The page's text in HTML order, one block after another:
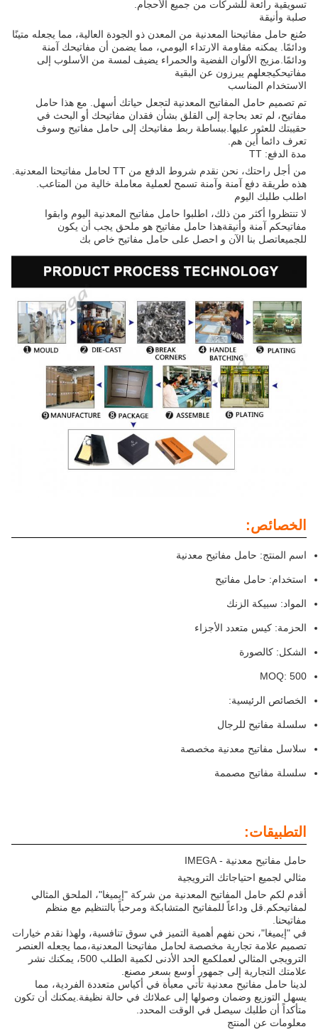
تسويقية رائعة للشركات من جميع الأحجام.
صلبة وأنيقة
صُنع حامل مفاتيحنا المعدنية من المعدن ذو الجودة العالية، مما يجعله متينًا
ودائمًا. يمكنه مقاومة الارتداء اليومي، مما يضمن أن مفاتيحك آمنة
ودائمًا.مزيج الألوان الفضية والحمراء يضيف لمسة من الأسلوب إلى
مفاتيحكيجعلهم يبرزون عن البقية
الاستخدام المناسب
تم تصميم حامل المفاتيح المعدنية لتجعل حياتك أسهل. مع هذا حامل
مفاتيح، لم تعد بحاجة إلى القلق بشأن فقدان مفاتيحك أو البحث في
حقيبتك للعثور عليها.ببساطة ربط مفاتيحك إلى حامل مفاتيح وسوف
تعرف دائما أين هم.
مدة الدفع: TT
من أجل راحتك، نحن نقدم شروط الدفع من TT لحامل مفاتيحنا المعدنية.
هذه طريقة دفع آمنة وآمنة تسمح لعملية معاملة خالية من المتاعب.
اطلب طلبك اليوم
لا تنتظروا أكثر من ذلك، اطلبوا حامل مفاتيح المعدنية اليوم وابقوا
مفاتيحكم آمنة وأنيقةهذا حامل مفاتيح هو ملحق يجب أن يكون
للجميعاتصل بنا الآن و احصل على حامل مفاتيح خاص بك
الخصائص:
اسم المنتج: حامل مفاتيح معدنية
استخدام: حامل مفاتيح
المواد: سبيكة الزنك
الحزمة: كيس متعدد الأجزاء
الشكل: كالصورة
MOQ: 500
الخصائص الرئيسية:
سلسلة مفاتيح للرجال
سلاسل مفاتيح معدنية مخصصة
سلسلة مفاتيح مصممة
التطبيقات:
حامل مفاتيح معدنية - IMEGA
مثالي لجميع احتياجاتك الترويجية
أقدم لكم حامل المفاتيح المعدنية من شركة "إيميغا"، الملحق المثالي
لمفاتيحكم.قل وداعاً للمفاتيح المتشابكة ومرحباً بالتنظيم مع منظم
مفاتيحنا.
في "إيميغا"، نحن نفهم أهمية التميز في سوق تنافسية، ولهذا نقدم خيارات
تصميم علامة تجارية مخصصة لحامل مفاتيحنا المعدنية،مما يجعله العنصر
الترويجي المثالي لعملكمع الحد الأدنى لكمية الطلب 500، يمكنك نشر
علامتك التجارية إلى جمهور أوسع بسعر مصنع.
لدينا حامل مفاتيح معدنية تأتي معبأة في أكياس متعددة الفردية، مما
يسهل التوزيع وضمان وصولها إلى عملائك في حالة نظيفة.يمكنك أن تكون
متأكداً أن طلبك سيصل في الوقت المحدد.
معلومات عن المنتج